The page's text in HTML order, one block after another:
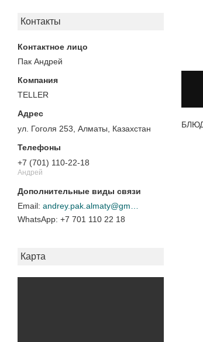
Контакты
Пак Андрей
TELLER
ул. Гоголя 253, Алматы, Казахстан
+7 (701) 110-22-18
Андрей
+7 701 110 22 18
Карта